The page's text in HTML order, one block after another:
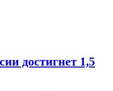
достигнет 1,5